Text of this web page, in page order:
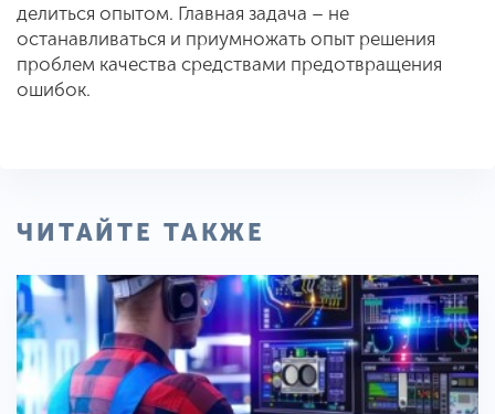
делиться опытом. Главная задача – не
останавливаться и приумножать опыт решения
проблем качества средствами предотвращения
ошибок.
ЧИТАЙТЕ ТАКЖЕ